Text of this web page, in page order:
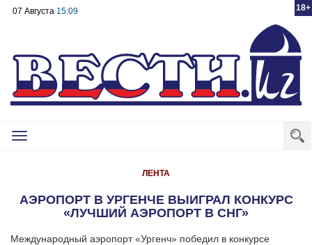
18+
07 Августа 15:09
Toggle
ЛЕНТА
АЭРОПОРТ В УРГЕНЧЕ ВЫИГРАЛ КОНКУРС
«ЛУЧШИЙ АЭРОПОРТ В СНГ»
Международный аэропорт «Ургенч» победил в конкурсе